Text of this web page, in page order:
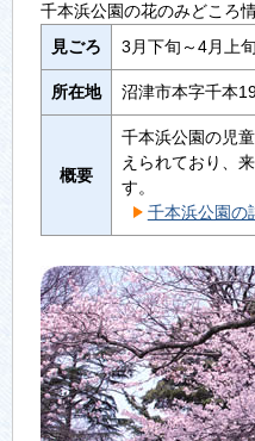
千本浜公園の花のみどころ
見ごろ
3月下旬～4月上旬
所在地 沼津市本字千本
概要
千本浜公園の児
えられており、
す。
千本浜公園の